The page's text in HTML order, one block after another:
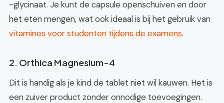
-glycinaat. Je kunt de capsule openschuiven en door
het eten mengen, wat ook ideaal is bij het gebruik van
vitamines voor studenten tijdens de examens.
2. Orthica Magnesium-4
Dit is handig als je kind de tablet niet wil kauwen. Het is
een zuiver product zonder onnodige toevoegingen.